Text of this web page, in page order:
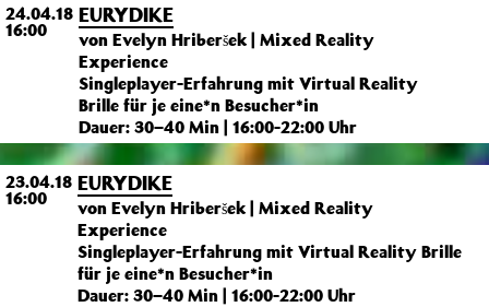
24.04.18
16:00
EURYDIKE
von Evelyn Hriberšek | Mixed Reality
Experience
Singleplayer-Erfahrung mit Virtual Reality
Brille für je eine*n Besucher*in
Dauer: 30–40 Min | 16:00-22:00 Uhr
23.04.18
16:00
EURYDIKE
von Evelyn Hriberšek | Mixed Reality
Experience
Singleplayer-Erfahrung mit Virtual Reality Brille
für je eine*n Besucher*in
Dauer: 30–40 Min | 16:00-22:00 Uhr